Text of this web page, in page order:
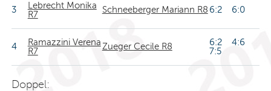
3
Lebrecht Monika
R7
Schneeberger Mariann R8 6:2 6:0
4
Ramazzini Verena
R7
Zueger Cecile R8
6:2 4:6
7:5
Doppel: